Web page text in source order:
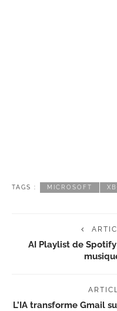
TAGS : MICROSOFT
AI Playlist de
L’IA transforme Gmail